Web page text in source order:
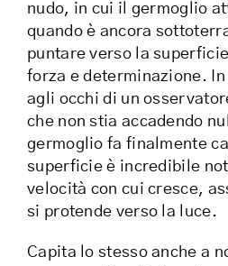
nudo, in cui il germoglio
quando è ancora
puntare verso la
forza e determinazione.
agli occhi di un
che non stia accadendo
germoglio fa finalmente
superficie è incredibile
velocità con cui cresce,
si protende verso la luce.
Capita lo stesso anche a